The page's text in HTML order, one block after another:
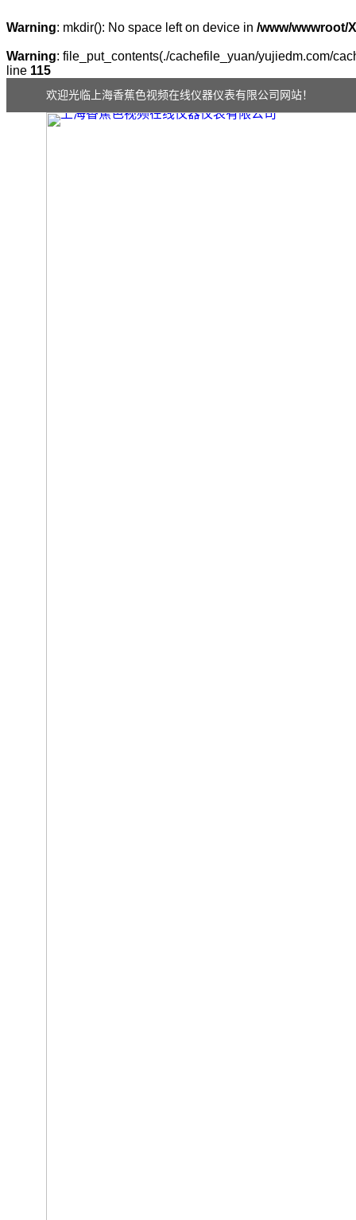
Warning: mkdir(): No space left on device in /www/wwwroot/
Warning: file_put_contents(./cachefile_yuan/yujiedm.com/
line 115
欢迎光临上海香蕉色视频在线仪器仪表有限公司网站！